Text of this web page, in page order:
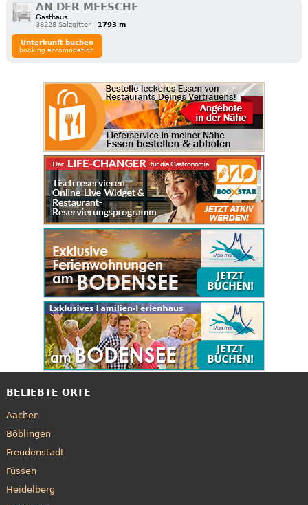
AN DER MEESCHE
Gasthaus
38228 Salzgitter
1793 m
Unterkunft buchen
booking accomodation
BELIEBTE ORTE
Aachen
Böblingen
Freudenstadt
Füssen
Heidelberg